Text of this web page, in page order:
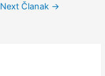
Next Članak →